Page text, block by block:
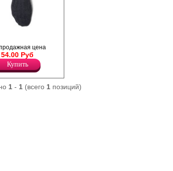
мужские
из
сохранять цвет
высокой
сохраняющей
и влагу. Акрил
свойства.
на мыске для
цветов,
резинкой
цена
54.00 Руб
Купить
1- 1(всего 1позиций)